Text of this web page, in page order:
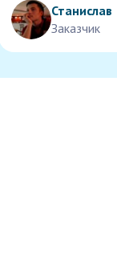
Станислав
Заказчик